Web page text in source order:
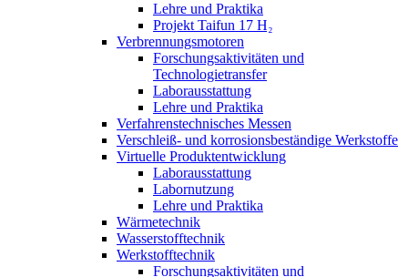
Lehre und Praktika
Projekt Taifun 17 H₂
Verbrennungsmotoren
Forschungsaktivitäten und
Technologietransfer
Laborausstattung
Lehre und Praktika
Verfahrenstechnisches Messen
Verschleiß- und korrosionsbeständige Werkstoffe
Virtuelle Produktentwicklung
Laborausstattung
Labornutzung
Lehre und Praktika
Wärmetechnik
Wasserstofftechnik
Werkstofftechnik
Forschungsaktivitäten und